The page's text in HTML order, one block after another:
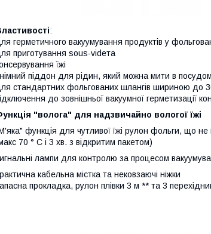
:
герметичного вакуумування продуктів у
приготування sous-videта
їжі
піддон для рідин, який можна мити в
стандартних фольгованих шлангів шириною до
до зовнішньої вакуумної герметизації
"волога" для надзвичайно вологої їжі
функція для чутливої їжі рулон фольги, що не
70 ° C і 3 хв. з відкритим пакетом)
лампи для контролю за процесом
кабельна містка та нековзаючі ніжки
прокладка, рулон плівки 3 м ** та 3